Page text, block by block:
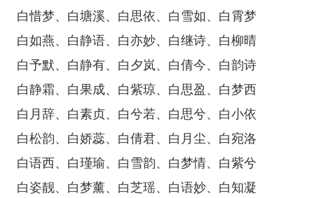
白惜梦、白塘溪、白思依、白雪如、白霄梦
白如燕、白静语、白亦妙、白继诗、白柳晴
白予默、白静有、白夕岚、白倩今、白韵诗
白静霜、白果成、白紫琼、白思盈、白梦西
白月辞、白素贞、白兮若、白思兮、白小依
白松韵、白娇蕊、白倩君、白月尘、白宛洛
白语西、白瑾瑜、白雪韵、白梦情、白紫兮
白姿靓、白梦薰、白芝瑶、白语妙、白知凝